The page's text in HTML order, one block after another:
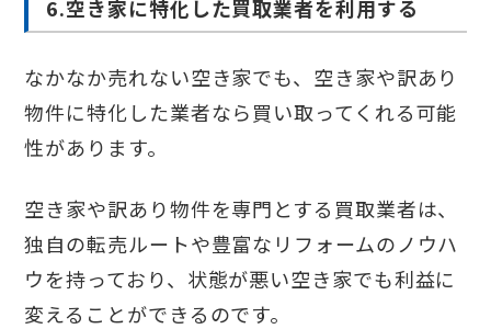
6.空き家に特化した買取業者を利用する
なかなか売れない空き家でも、空き家や訳あり
物件に特化した業者なら買い取ってくれる可能
性があります。
空き家や訳あり物件を専門とする買取業者は、
独自の転売ルートや豊富なリフォームのノウハ
ウを持っており、状態が悪い空き家でも利益に
変えることができるのです。